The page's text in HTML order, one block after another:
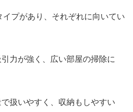
プがあり、それぞれに向いてい
力が強く、広い部屋の掃除に
扱いやすく、収納もしやすい